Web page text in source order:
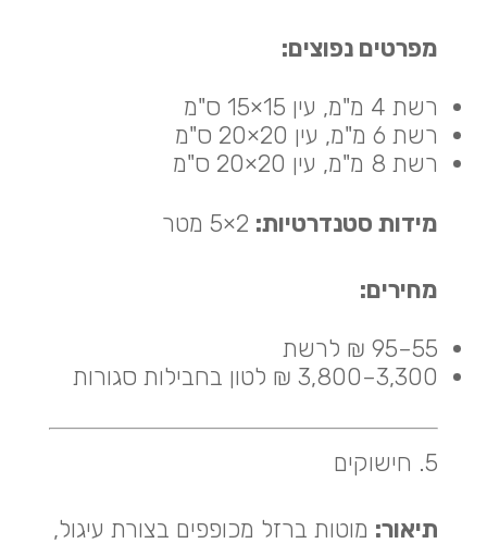
מפרטים נפוצים:
רשת 4 מ"מ, עין 15×15 ס"מ
רשת 6 מ"מ, עין 20×20 ס"מ
רשת 8 מ"מ, עין 20×20 ס"מ
מידות סטנדרטיות:
מחירים:
55–95 ₪ לרשת
3,300–3,800 ₪ לטון בחבילות סגורות
5. חישוקים
תיאור: מוטות ברזל מכופפים בצורת עיגול,